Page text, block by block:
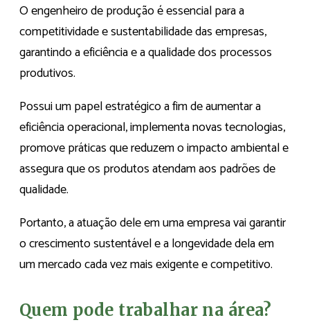
O engenheiro de produção é essencial para a
competitividade e sustentabilidade das empresas,
garantindo a eficiência e a qualidade dos processos
produtivos.
Possui um papel estratégico a fim de aumentar a
eficiência operacional, implementa novas tecnologias,
promove práticas que reduzem o impacto ambiental e
assegura que os produtos atendam aos padrões de
qualidade.
Portanto, a atuação dele em uma empresa vai garantir
o crescimento sustentável e a longevidade dela em
um mercado cada vez mais exigente e competitivo.
Quem pode trabalhar na área?